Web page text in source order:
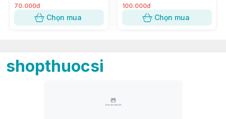
70.000đ
Chọn mua
100.000đ
Chọn mua
shopthuocsi